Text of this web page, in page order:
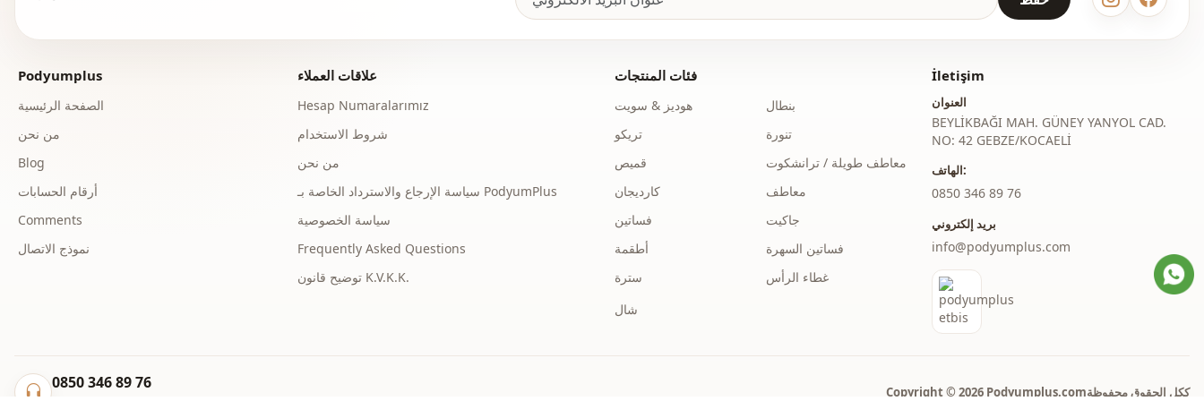
Podyumplus
الصفحة الرئيسية
من نحن
Blog
أرقام الحسابات
Comments
نموذج الاتصال
علاقات العملاء
Hesap Numaralarımız
شروط الاستخدام
من نحن
سياسة الإرجاع والاسترداد الخاصة بـ PodyumPlus
سياسة الخصوصية
Frequently Asked Questions
توضيح قانون K.V.K.K.
فئات المنتجات
هوديز & سويت
تريكو
قميص
كارديجان
فساتين
أطقمة
سترة
بنطال
تنورة
معاطف طويلة / ترانشكوت
معاطف
جاكيت
فساتين السهرة
غطاء الرأس
شال
İletişim
العنوان
BEYLİKBAĞI MAH. GÜNEY YANYOL CAD.
NO: 42 GEBZE/KOCAELİ
الهاتف:
‎0850 346 89 76
بريد إلكتروني
info@podyumplus.com
0850 346 89 76
Copyright © 2026 Podyumplus.comككل الحقوق محفوظة